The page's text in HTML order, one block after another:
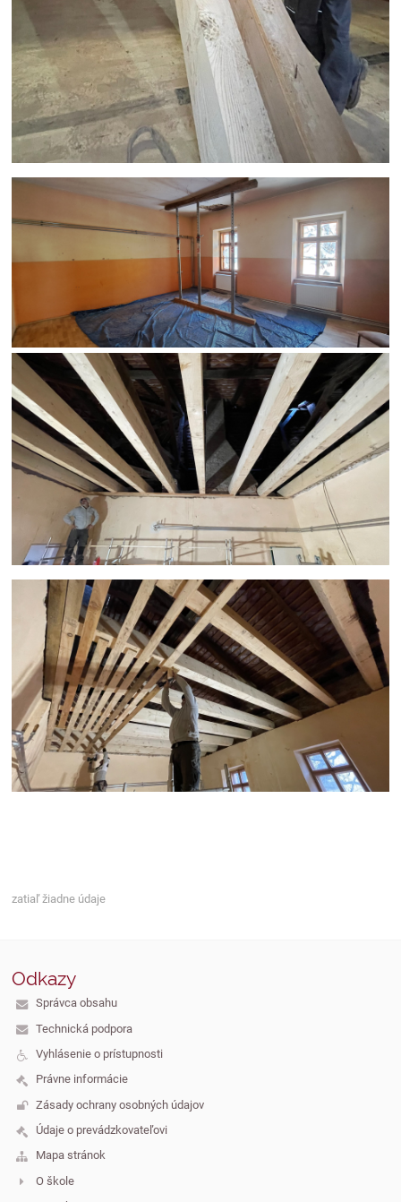
zatiaľ žiadne údaje
Odkazy
Správca obsahu
Technická podpora
Vyhlásenie o prístupnosti
Právne informácie
Zásady ochrany osobných údajov
Údaje o prevádzkovateľovi
Mapa stránok
O škole